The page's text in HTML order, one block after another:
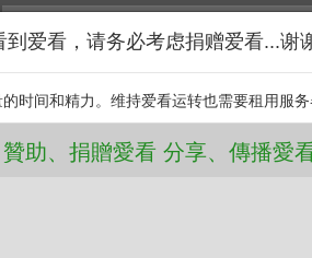
愛看需要您的支持 贊助、捐
: 💖 $50 Y
11/08
19/06 : 💖 $20 Y
2. 点击捐赠
到爱看，请务必考虑捐赠爱看...谢
时间和精力。维持爱看运转也需要租用服
持 贊助、捐贈愛看 分享、傳